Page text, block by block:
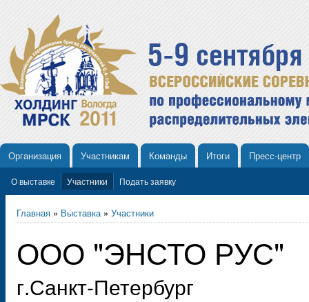
Организация Участникам Команды Итоги Пресс-центр
О выставке Участники Подать заявку
Главная » Выставка » Участники
ООО "ЭНСТО РУС"
г.Санкт-Петербург